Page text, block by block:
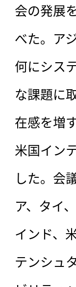
会の発展
べた。ア
何にシス
な課題に
在感を増
米国イン
した。会
ア、タイ
インド、
テンシュ